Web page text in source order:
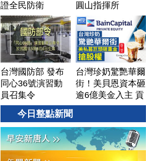
證全民防衛
圓山指揮所
台灣國防部 發布
同心36號演習動
員召集令
台灣珍奶驚艷華爾
街！美貝恩資本砸
逾6億美金入主 貢
茶拓國際版圖加速
聞｜
20260806(四)
今日整點新聞